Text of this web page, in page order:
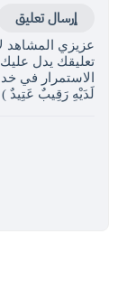
إرسال تعليق
عزيزي المشاهد
تعليقك يدل عليك
الاستمرار في
لَدَيْهِ رَقِيبٌ عَتِيدٌ )